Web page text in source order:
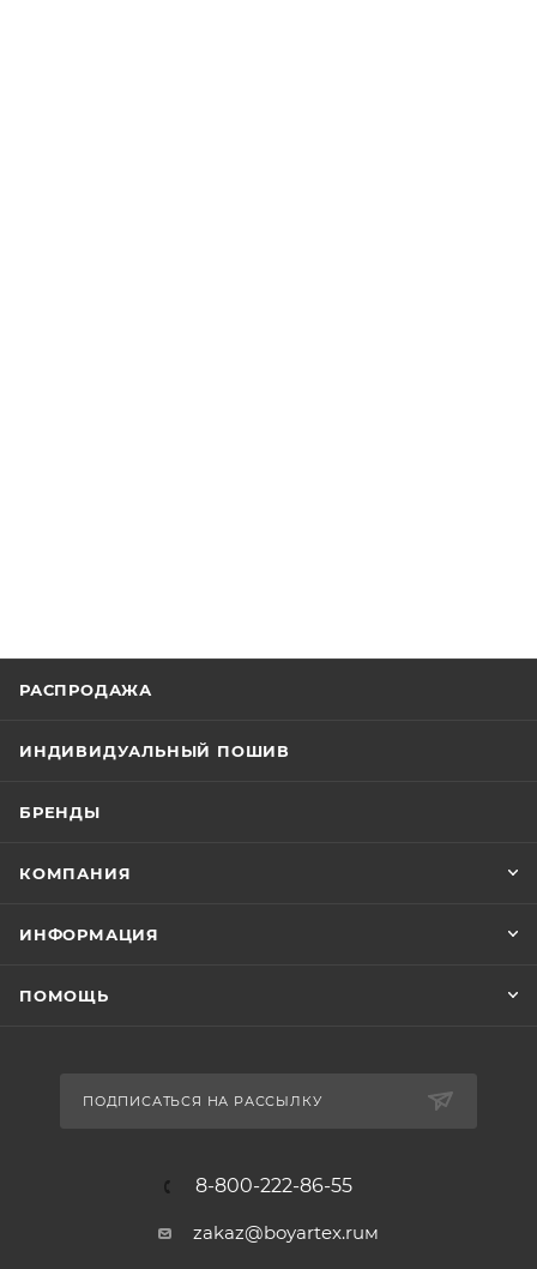
РАСПРОДАЖА
ИНДИВИДУАЛЬНЫЙ ПОШИВ
БРЕНДЫ
КОМПАНИЯ
ИНФОРМАЦИЯ
ПОМОЩЬ
ПОДПИСАТЬСЯ НА РАССЫЛКУ
8-800-222-86-55
zakaz@boyartex.ruм